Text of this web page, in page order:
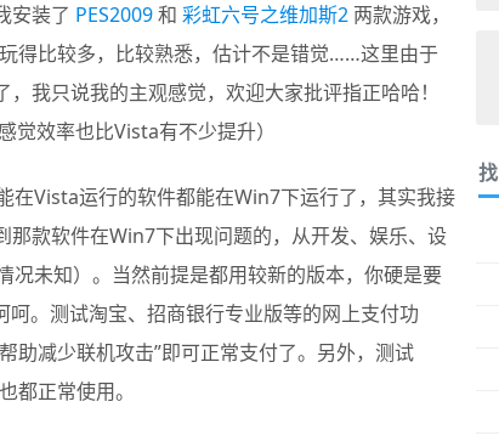
安装了 PES2009和 彩虹六号之维加斯2两款游戏，
得比较多，比较熟悉，估计不是错觉……这里由于
我只说我的主观感觉，欢迎大家批评指正哈哈！
觉效率也比Vista有不少提升）
在Vista运行的软件都能在Win7下运行了，其实我接
款软件在Win7下出现问题的，从开发、娱乐、设
况未知）。当然前提是都用较新的版本，你硬是要
。测试淘宝、招商银行专业版等的网上支付功
助减少联机攻击”即可正常支付了。另外，测试
都正常使用。